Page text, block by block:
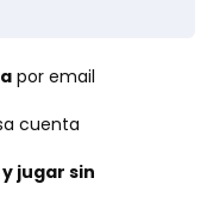
por email
cuenta
jugar sin